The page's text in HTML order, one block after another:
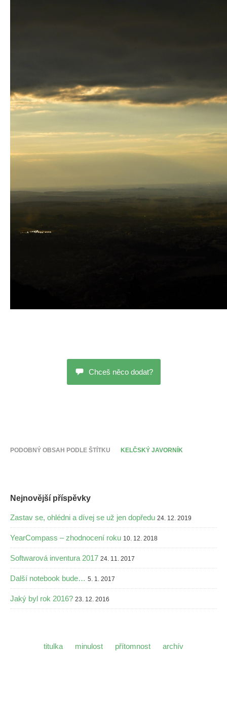
Chceš něco dodat?
PODOBNÝ OBSAH PODLE ŠTÍTKU KELČSKÝ JAVORNÍK
Nejnovější příspěvky
Zastav se, ohlédni a dívej se už jen dopředu 24. 12. 2019
YearCompass – zhodnocení roku 10. 12. 2018
Softwarová inventura 2017 24. 11. 2017
Další notebook bude… 5. 1. 2017
Jaký byl rok 2016? 23. 12. 2016
titulka minulost přítomnost archív